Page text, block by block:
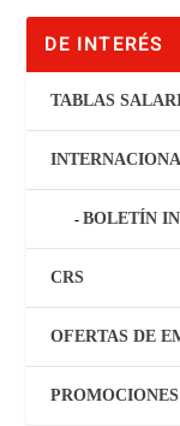
DE INTERÉS
TABLAS
BOLETÍN
CRS
OFERTAS DE
PROMOCIONES